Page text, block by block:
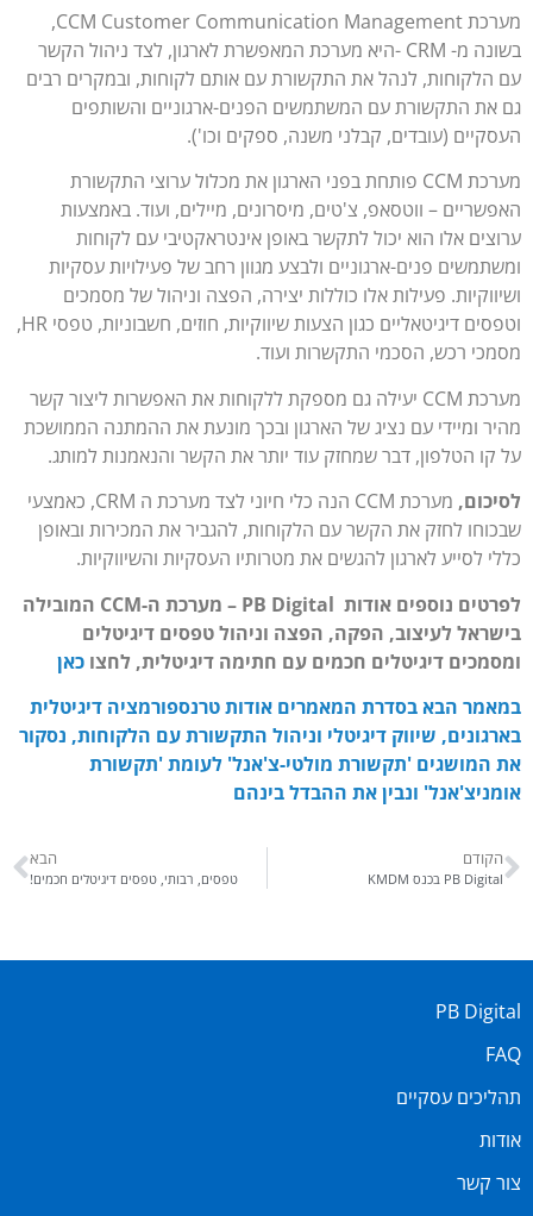
מערכת CCM Customer Communication Management,
בשונה מ- CRM -היא מערכת המאפשרת לארגון, לצד ניהול הקשר
עם הלקוחות, לנהל את התקשורת עם אותם לקוחות, ובמקרים רבים
גם את התקשורת עם המשתמשים הפנים-ארגוניים והשותפים
העסקיים (עובדים, קבלני משנה, ספקים וכו').
מערכת CCM פותחת בפני הארגון את מכלול ערוצי התקשורת
האפשריים – ווטסאפ, צ'טים, מיסרונים, מיילים, ועוד. באמצעות
ערוצים אלו הוא יכול לתקשר באופן אינטראקטיבי עם לקוחות
ומשתמשים פנים-ארגוניים ולבצע מגוון רחב של פעילויות עסקיות
ושיווקיות. פעילות אלו כוללות יצירה, הפצה וניהול של מסמכים
וטפסים דיגיטאליים כגון הצעות שיווקיות, חוזים, חשבוניות, טפסי HR,
מסמכי רכש, הסכמי התקשרות ועוד.
מערכת CCM יעילה גם מספקת ללקוחות את האפשרות ליצור קשר
מהיר ומיידי עם נציג של הארגון ובכך מונעת את ההמתנה הממושכת
על קו הטלפון, דבר שמחזק עוד יותר את הקשר והנאמנות למותג.
לסיכום,
מערכת CCM הנה כלי חיוני לצד מערכת ה CRM, כאמצעי
שבכוחו לחזק את הקשר עם הלקוחות, להגביר את המכירות ובאופן
כללי לסייע לארגון להגשים את מטרותיו העסקיות והשיווקיות.
לפרטים נוספים אודות PB Digital – מערכת ה-CCM המובילה
בישראל לעיצוב, הפקה, הפצה וניהול טפסים דיגיטלים
ומסמכים דיגיטלים חכמים עם חתימה דיגיטלית, לחצו כאן
במאמר הבא בסדרת המאמרים אודות טרנספורמציה דיגיטלית
בארגונים, שיווק דיגיטלי וניהול התקשורת עם הלקוחות, נסקור
את המושגים 'תקשורת מולטי-צ'אנל' לעומת 'תקשורת
אומניצ'אנל' ונבין את ההבדל בינהם
הקודם
PB Digital בכנס KMDM
הבא
טפסים, רבותי, טפסים דיגיטלים חכמים!
PB Digital
FAQ
תהליכים עסקיים
אודות
צור קשר